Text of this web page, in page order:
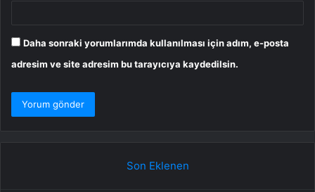
Daha sonraki yorumlarımda kullanılması için adım, e-posta
adresim ve site adresim bu tarayıcıya kaydedilsin.
Son Eklenen